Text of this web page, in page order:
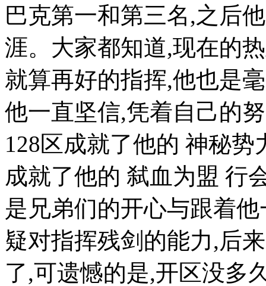
巴克第一和第三名,之后
涯。大家都知道,现在的
就算再好的指挥,他也是
他一直坚信,凭着自己的
128区成就了他的 神秘
成就了他的 弑血为盟 行
是兄弟们的开心与跟着
疑对指挥残剑的能力,后
了,可遗憾的是,开区没多